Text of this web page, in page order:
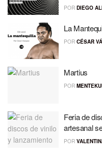
POR DIEGO
La
POR CÉSAR
Martius
POR
Feria de
artesanal
POR